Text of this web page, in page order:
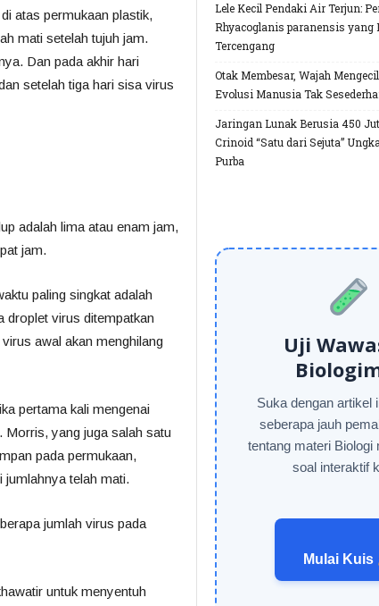
atas permukaan plastik,
mati setelah tujuh jam.
Dan pada akhir hari
setelah tiga hari sisa virus
adalah lima atau enam jam,
jam.
paling singkat adalah
droplet virus ditempatkan
awal akan menghilang
pertama kali mengenai
Morris, yang juga salah satu
pada permukaan,
jumlahnya telah mati.
jumlah virus pada
untuk menyentuh
Lele Kecil Pendaki Air Terjun:
Rhyacoglanis paranensis
Tercengang
Otak Membesar, Wajah
Evolusi Manusia Tak
Jaringan Lunak Berusia 450
Crinoid “Satu dari Sejuta”
Purba
Uji
Suka dengan artikel
seberapa jauh
tentang materi Biologi
soal interaktif
Mulai Kuis